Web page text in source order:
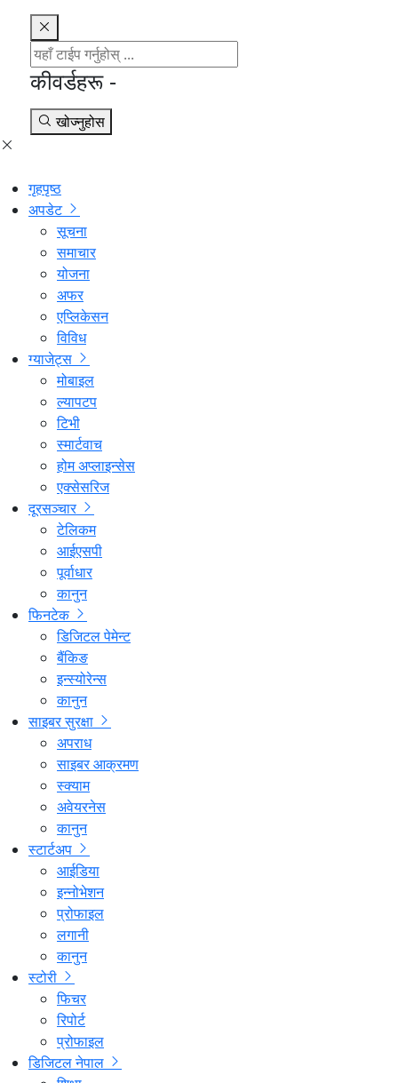
कीवर्डहरू -
खोज्नुहोस
गृहपृष्ठ
अपडेट
सूचना
समाचार
योजना
अफर
एप्लिकेसन
विविध
ग्याजेट्स
मोबाइल
ल्यापटप
टिभी
स्मार्टवाच
होम अप्लाइन्सेस
एक्सेसरिज
दूरसञ्चार
टेलिकम
आईएसपी
पूर्वाधार
कानुन
फिनटेक
डिजिटल पेमेन्ट
बैंकिङ
इन्स्योरेन्स
कानुन
साइबर सुरक्षा
अपराध
साइबर आक्रमण
स्क्याम
अवेयरनेस
कानुन
स्टार्टअप
आईडिया
इन्नोभेशन
प्रोफाइल
लगानी
कानुन
स्टोरी
फिचर
रिपोर्ट
प्रोफाइल
डिजिटल नेपाल